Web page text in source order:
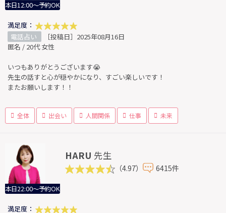
本日12:00～予約OK
満足度：
電話占い
［投稿日］2025年08月16日
匿名 / 20代 女性
いつもありがとうございます😭
先生の話すと心が穏やかになり、すごい楽しいです！
またお願いします！！
全体 出会い 人間関係 仕事 未来
本日22:00～予約OK
HARU 先生
（4.97） 6415件
満足度：